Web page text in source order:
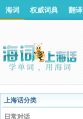
海词 权威词典 翻译
上海话分类
日常对话